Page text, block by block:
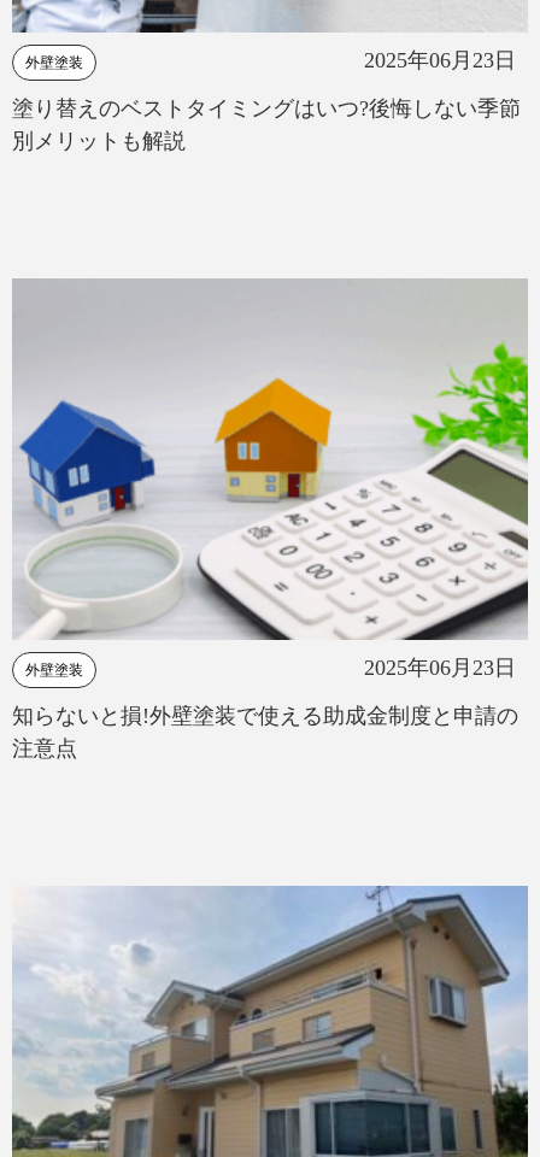
外壁塗装
2025年06月23日
塗り替えのベストタイミングはいつ?後悔しない季節
別メリットも解説
外壁塗装
2025年06月23日
知らないと損!外壁塗装で使える助成金制度と申請の
注意点